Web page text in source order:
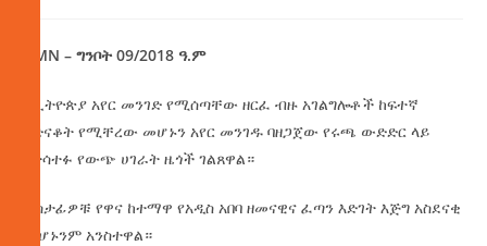
AMN – ግንቦት 09/2018 ዓ.ም
የኢትዮጵያ አየር መንገድ የሚሰጣቸው ዘርፈ ብዙ አገልግሎቶች ከፍተኛ
አድናቆት የሚቸረው መሆኑን አየር መንገዱ ባዘጋጀው የሩጫ ውድድር ላይ
የተሳተፉ የውጭ ሀገራት ዜጎች ገልጸዋል።
ተሳታፊዎቹ የዋና ከተማዋ የአዲስ አበባ ዘመናዊና ፈጣን እድገት እጅግ አስደናቂ
መሆኑንም አንስተዋል።